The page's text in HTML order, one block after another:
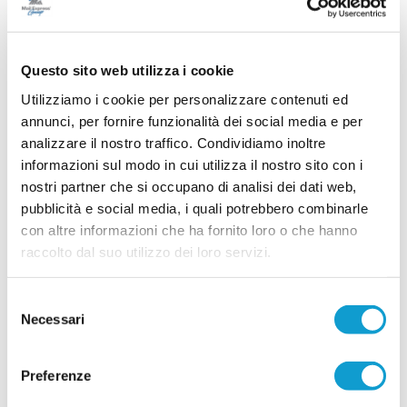
Questo sito web utilizza i cookie
Utilizziamo i cookie per personalizzare contenuti ed
annunci, per fornire funzionalità dei social media e per
analizzare il nostro traffico. Condividiamo inoltre
informazioni sul modo in cui utilizza il nostro sito con i
nostri partner che si occupano di analisi dei dati web,
pubblicità e social media, i quali potrebbero combinarle
con altre informazioni che ha fornito loro o che hanno
raccolto dal suo utilizzo dei loro servizi.
delNecessari
Preferenze
comunità che spera vengano trovate delle soluzioni per garantire la
ATLETICO GMD. Al via tanti volti nuovi,
conferme e voglia di far bene
Nella splendida cornice dello Chalet Antares di
San Benedetto del Tronto, che la società ha
stata presentata ufficialmente la rosa dell'Atletico
GMD Grottammare che prenderà parte al
prossimo campionato di Seconda Categoria.
...leggi
03/08/2026
Il Montalto continua a investire sui giovani e
31/07/2026